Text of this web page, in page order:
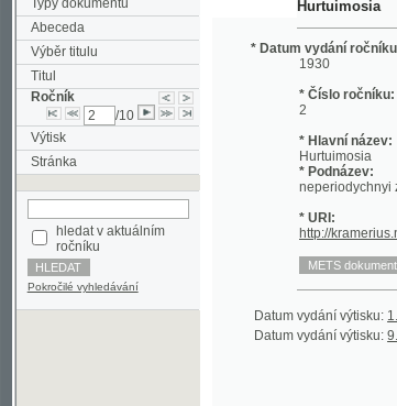
Abeceda
Výběr titulu
Titul
Ročník
/10
Výtisk
Stránka
hledat v aktuálním
Pokročilé vyhledávání
* Datum vydání ročníku:
1930
* Číslo ročníku:
* Hlavní název:
* Podnázev:
neperiodychnyi zhurnal
* URI:
http://
Datum vydání výtisku:1.1930
Datum vydání výtisku:9.1930